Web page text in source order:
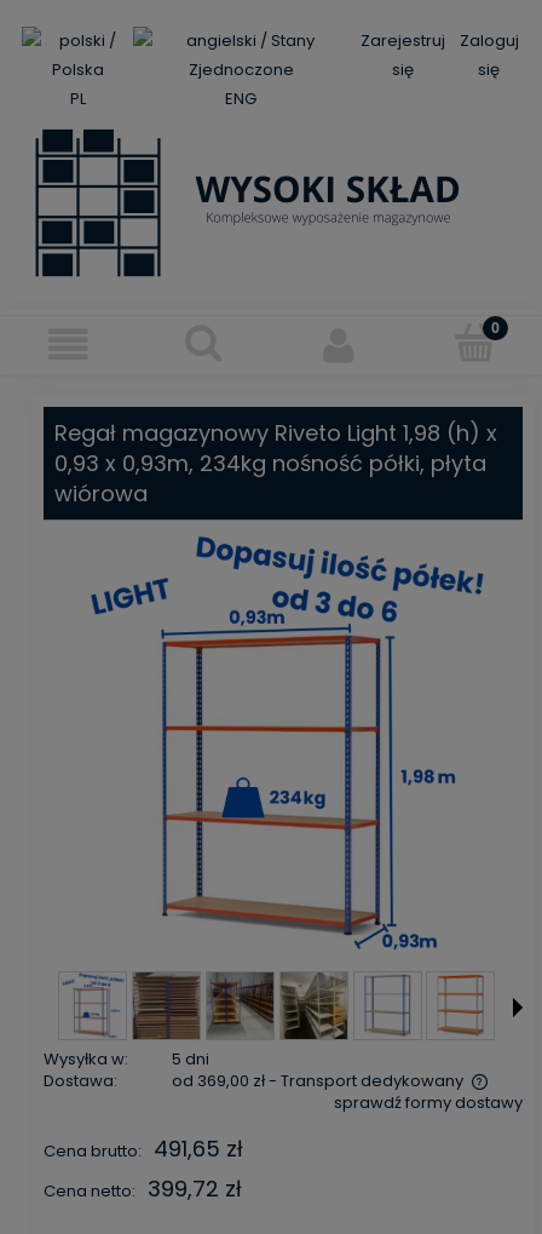
PL ENG
Zarejestruj
się
Zaloguj
się
Regał magazynowy Riveto Light 1,98 (h) x
0,93 x 0,93m, 234kg nośność półki, płyta
wiórowa
Wysyłka w:
5 dni
Dostawa:
od 369,00 zł- Transport dedykowany
Cena nie zawiera ewentualnych kosztów płatności
sprawdź formy dostawy
Cena brutto: 491,65 zł
Cena netto: 399,72 zł